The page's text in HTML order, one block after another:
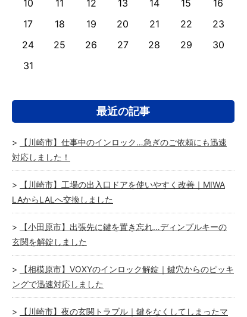
10 11 12 13 14 15
16
17
18 19 20 21 22
23
24
25 26 27 28 29
30
31
最近の記事
【川崎市】仕事中のインロック…急ぎのご依頼にも迅速
対応しました！
【川崎市】工場の出入口ドアを使いやすく改善｜MIWA
LAからLALへ交換しました
【小田原市】出張先に鍵を置き忘れ…ディンプルキーの
玄関を解錠しました
【相模原市】VOXYのインロック解錠｜鍵穴からのピッキ
ングで迅速対応しました
【川崎市】夜の玄関トラブル｜鍵をなくしてしまったマ